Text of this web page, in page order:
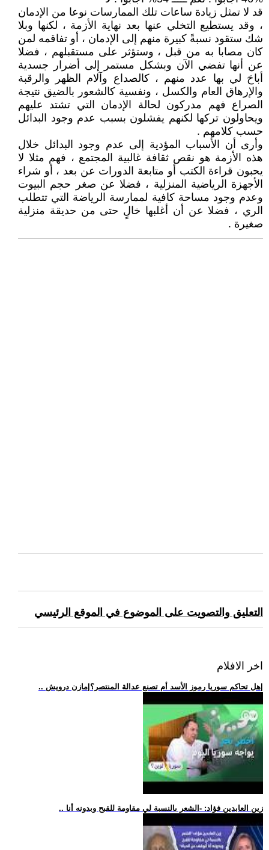
قد لا تمثل زيادة ساعات تلك الممارسات نوعا من الإدمان
، وقد يستطيع التخلي عنها بعد نهاية الأزمة ، لكنها وبلا
شك ستقود نسبةً كبيرة منهم إلى الإدمان ، أو تفاقمه لمن
كان مصابا به من قبل ، وستؤثر على مستقبلهم ، فضلا
عن أنها تفضي الآن وبشكل مستمر إلى أضرار جسدية
أباحَ لي بها عدد منهم ، كالصداع وآلام الظهر والرقبة
والإرهاق العام والكسل ، ونفسية كالشعور بالضيق نتيجة
الصراع فهم مدركون لحالة الإدمان التي تشتد عليهم
ويحاولون تركها لكنهم يفشلون بسبب عدم وجود البدائل
حسب كلامهم .
وأرى أن الأسباب المؤدية إلى عدم وجود البدائل خلال
هذه الأزمة هو نقص ثقافة غالبية المجتمع ، فهم مثلا لا
يحبون قراءة الكتب أو متابعة الدورات عن بعد ، أو شراء
الأجهزة الرياضية المنزلية ، فضلا عن صغر حجم البيوت
وعدم وجود مساحة كافية لممارسة الرياضة التي تتطلب
الري ، فضلا عن أن أغلبها خالٍ حتى من حديقة منزلية
صغيرة .
التعليق والتصويت على الموضوع في الموقع الرئيسي
اخر الافلام
.. زين العابدين فؤاد: -الشعر بالنسبة لي مقاومة للقبح وبدونه أنا